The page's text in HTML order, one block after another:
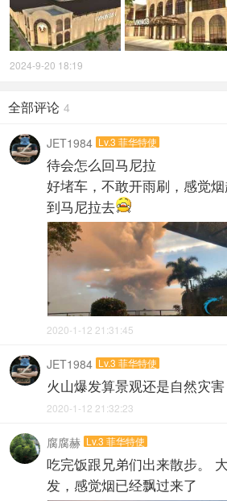
2024-9-20 18:19
全部评论 4
JET1984 Lv.3 菲华特使
待会怎么回马尼拉
好堵车，不敢开雨刷，感觉
到马尼拉去
2020-1-12 21:31:45
JET1984 Lv.3 菲华特使
火山爆发算景观还是自然灾害
2020-1-12 21:32:23
腐腐赫 Lv.3 菲华特使
吃完饭跟兄弟们出来散步。
发，感觉烟已经飘过来了